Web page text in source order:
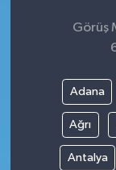
Görüş
Adana
Ağrı
Antalya